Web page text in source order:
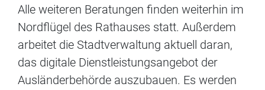
Alle weiteren Beratungen finden weiterhin im
Nordflügel des Rathauses statt. Außerdem
arbeitet die Stadtverwaltung aktuell daran,
das digitale Dienstleistungsangebot der
Ausländerbehörde auszubauen. Es werden